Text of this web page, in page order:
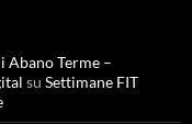
Abano Terme –
su Settimane FIT